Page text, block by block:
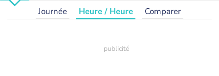
Journée Heure / Heure Comparer